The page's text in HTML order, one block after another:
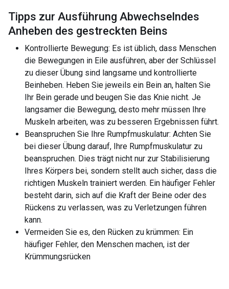
Tipps zur Ausführung Abwechselndes
Anheben des gestreckten Beins
Kontrollierte Bewegung: Es ist üblich, dass Menschen
die Bewegungen in Eile ausführen, aber der Schlüssel
zu dieser Übung sind langsame und kontrollierte
Beinheben. Heben Sie jeweils ein Bein an, halten Sie
Ihr Bein gerade und beugen Sie das Knie nicht. Je
langsamer die Bewegung, desto mehr müssen Ihre
Muskeln arbeiten, was zu besseren Ergebnissen führt.
Beanspruchen Sie Ihre Rumpfmuskulatur: Achten Sie
bei dieser Übung darauf, Ihre Rumpfmuskulatur zu
beanspruchen. Dies trägt nicht nur zur Stabilisierung
Ihres Körpers bei, sondern stellt auch sicher, dass die
richtigen Muskeln trainiert werden. Ein häufiger Fehler
besteht darin, sich auf die Kraft der Beine oder des
Rückens zu verlassen, was zu Verletzungen führen
kann.
Vermeiden Sie es, den Rücken zu krümmen: Ein
häufiger Fehler, den Menschen machen, ist der
Krümmungsrücken